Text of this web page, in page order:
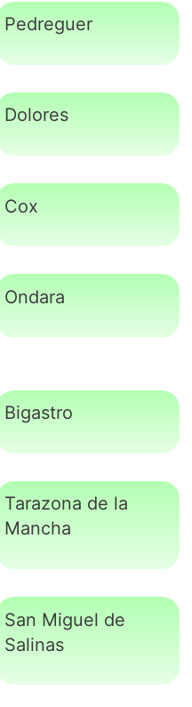
Pedreguer
Dolores
Cox
Ondara
Bigastro
Tarazona de la
Mancha
San Miguel de
Salinas